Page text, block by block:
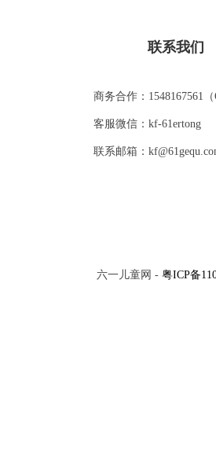
联系我们
商务合作：1548167561（
客服微信：kf-61ertong
联系邮箱：
六一儿童网 - 粤ICP备